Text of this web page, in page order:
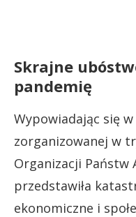
Skrajne
pandemię
Wypowiadając się
zorganizowanej w
Organizacji Państw
przedstawiła
ekonomiczne i